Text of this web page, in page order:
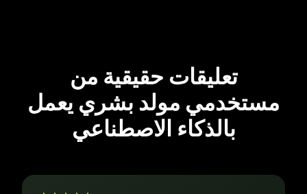
تعليقات حقيقية من
مستخدمي مولد بشري يعمل
بالذكاء الاصطناعي